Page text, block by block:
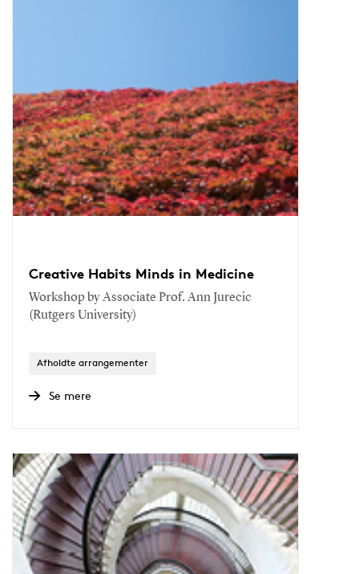
Creative Habits Minds in Medicine
Workshop by Associate Prof. Ann Jurecic
(Rutgers University)
Afholdte arrangementer
Se mere